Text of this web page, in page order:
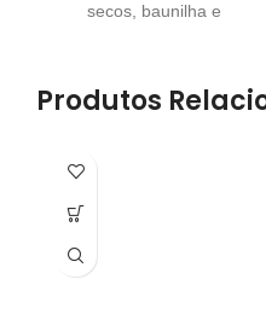
secos, baunilha e
Madeira Blandy's 5 Anos
Produtos